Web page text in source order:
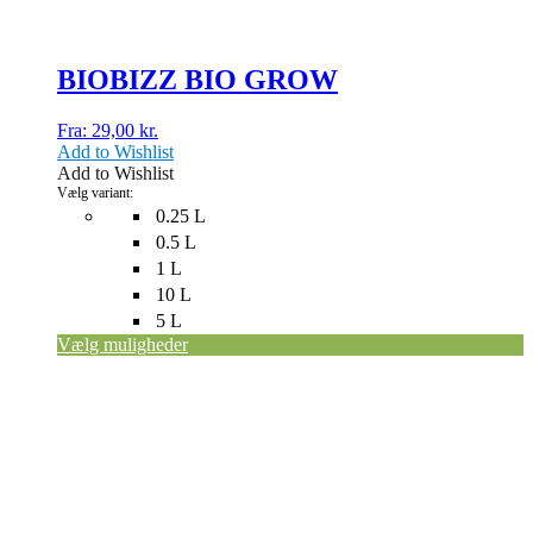
BIOBIZZ BIO GROW
Fra: 29,00 kr.
0.25 L
0.5 L
1 L
10 L
5 L
Vælg variant:
Vælg muligheder
Add to Wishlist
Add to Wishlist